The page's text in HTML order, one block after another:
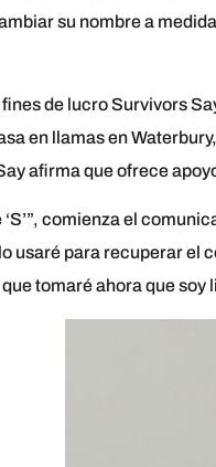
su nombre a
de lucro Survivors
en llamas en
afirma que ofrece
comienza el
usaré para recuperar el
tomaré ahora que soy